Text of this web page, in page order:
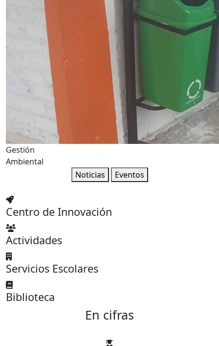
Gestión
Ambiental
Noticias
Eventos
Centro de Innovación
Actividades
Servicios Escolares
Biblioteca
En cifras